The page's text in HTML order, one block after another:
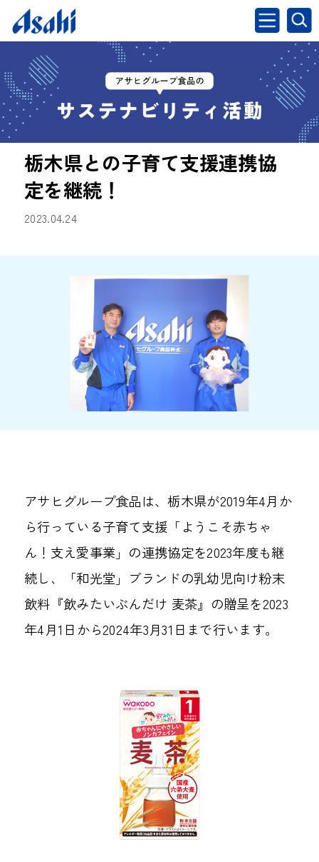
栃木県との子育て支援連携協
定を継続！
2023.04.24
アサヒグループ食品は、栃木県が2019年4月か
ら行っている子育て支援「ようこそ赤ちゃ
ん！支え愛事業」の連携協定を2023年度も継
続し、「和光堂」ブランドの乳幼児向け粉末
飲料『飲みたいぶんだけ 麦茶』の贈呈を2023
年4月1日から2024年3月31日まで行います。